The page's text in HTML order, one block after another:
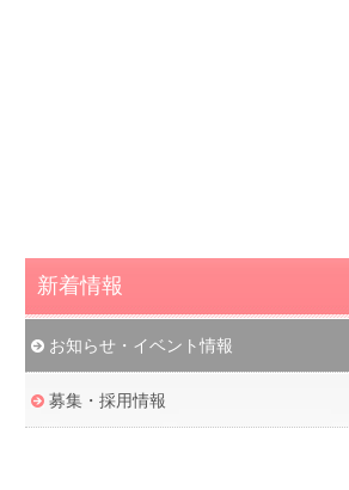
新着情報
お知らせ・イベント情報
募集・採用情報